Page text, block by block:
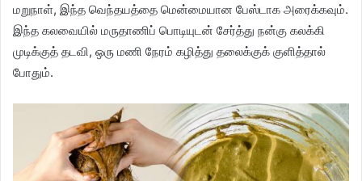
மறுநாள், இந்த வெந்தயத்தை மென்மையான பேஸ்டாக அரைக்கவும்.
இந்த கலவையில் மருதாணிப் பொடியுடன் சேர்த்து நன்கு கலக்கி
முடிக்குத் தடவி, ஒரு மணி நேரம் கழித்து தலைக்குக் குளித்தால்
போதும்.